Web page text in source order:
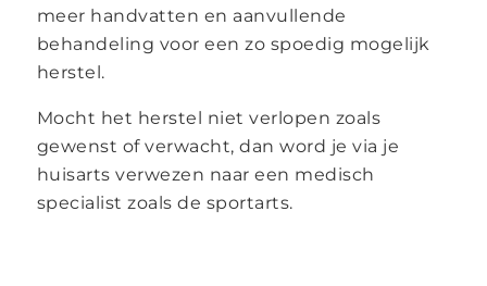
meer handvatten en aanvullende
behandeling voor een zo spoedig mogelijk
herstel.
Mocht het herstel niet verlopen zoals
gewenst of verwacht, dan word je via je
huisarts verwezen naar een medisch
specialist zoals de sportarts.